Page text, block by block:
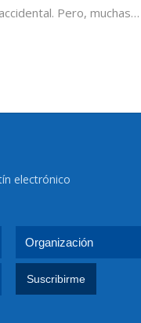
Pero, muchas…
electrónico